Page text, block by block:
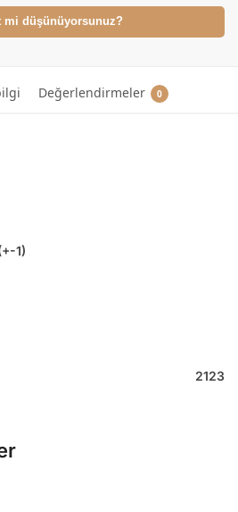
mi düşünüyorsunuz?
Değerlendirmeler 0
1)
2123